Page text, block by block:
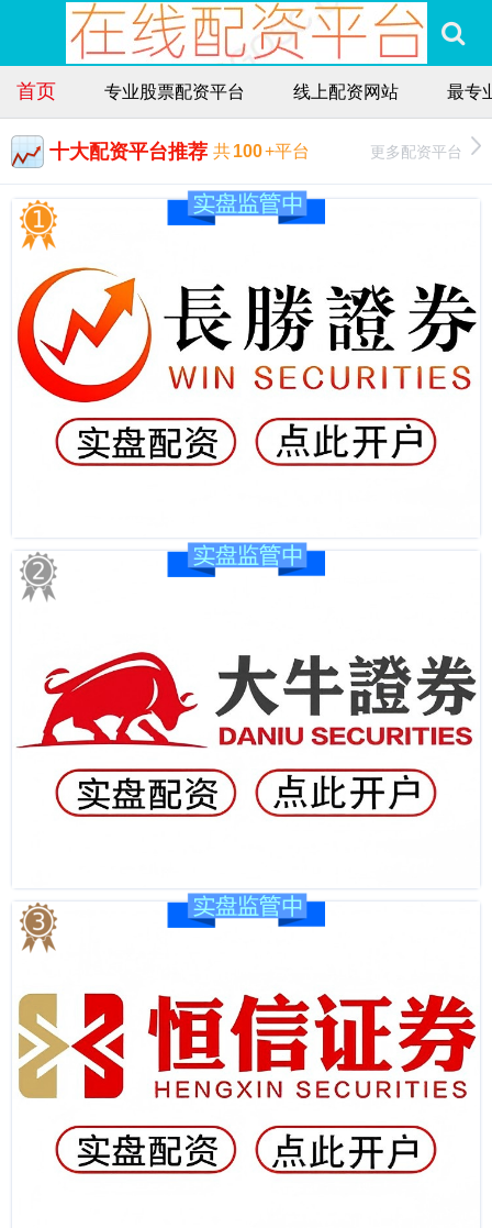
首页 专业股票配资平台 线上配资网站 最专
十大配资平台推荐 共100+平台 更多配资平台